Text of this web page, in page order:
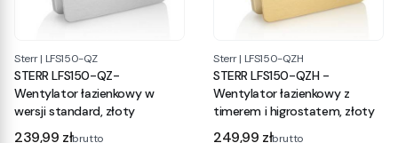
Sterr| LFS150-QZ
STERR LFS150-QZ-
Wentylator łazienkowy w
wersji standard, złoty
Cena
239,99 złbrutto
Sterr| LFS150-QZH
STERR LFS150-QZH -
Wentylator łazienkowy z
timerem i higrostatem, złoty
Cena
249,99 złbrutto